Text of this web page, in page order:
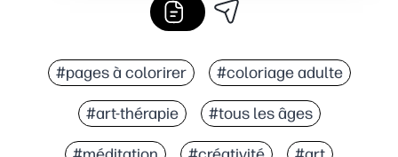
#pages à colorirer #coloriage adulte
#art-thérapie #tous les âges